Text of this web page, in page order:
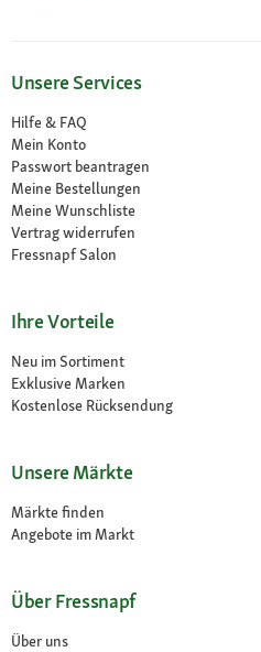
Unsere Services
Hilfe & FAQ
Mein Konto
Passwort beantragen
Meine Bestellungen
Meine Wunschliste
Vertrag widerrufen
Fressnapf Salon
Ihre Vorteile
Neu im Sortiment
Exklusive Marken
Kostenlose Rücksendung
Unsere Märkte
Märkte finden
Angebote im Markt
Über Fressnapf
Über uns